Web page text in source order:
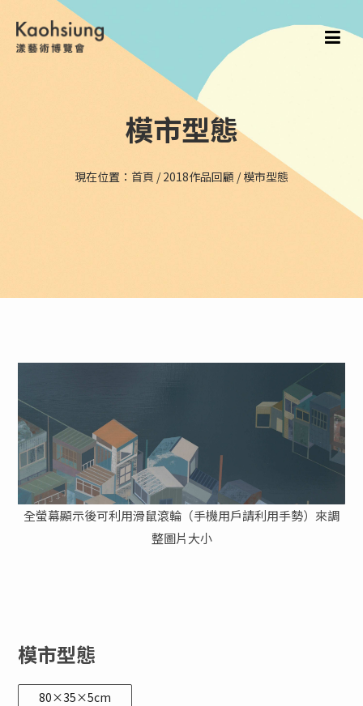
模市型態
現在位置： 首頁 /2018作品回顧 /模市型態
全螢幕顯示後可利用滑鼠滾輪（手機用戶請利用手勢）來調
整圖片大小
模市型態
80×35×5cm